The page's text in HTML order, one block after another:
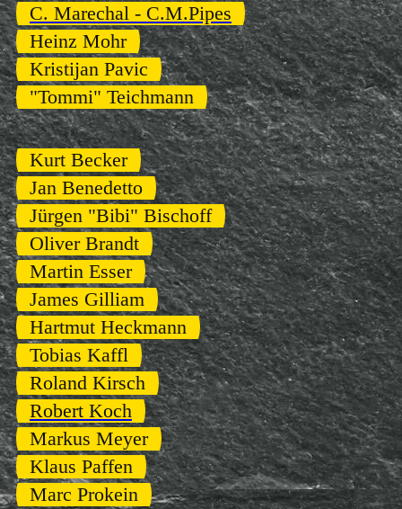
C. Marechal - C.M.Pipes
Heinz Mohr
Kristijan Pavic
"Tommi" Teichmann
Kurt Becker
Jan Benedetto
Jürgen "Bibi" Bischoff
Oliver Brandt
Martin Esser
James Gilliam
Hartmut Heckmann
Tobias Kaffl
Roland Kirsch
Robert Koch
Markus Meyer
Klaus Paffen
Marc Prokein